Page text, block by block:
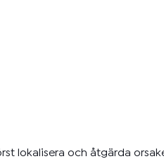
lokalisera och åtgärda